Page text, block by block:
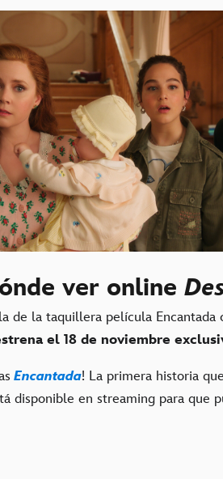
ver online
de la taquillera película
el 18 de noviembre
Encantada! La primera historia
disponible en streaming para que